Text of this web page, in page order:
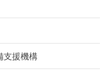
支援機構